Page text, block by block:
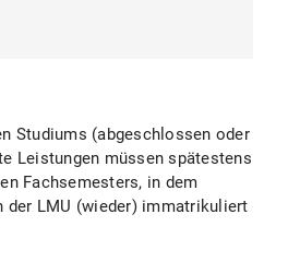
Studiums (abgeschlossen oder
Leistungen müssen spätestens
Fachsemesters, in dem
der LMU (wieder) immatrikuliert